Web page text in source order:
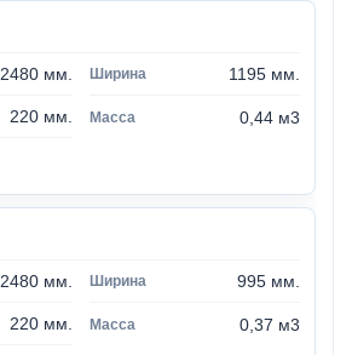
2480 мм. 1195 мм.
220 мм. 0,44 м3
2480 мм. 995 мм.
220 мм. 0,37 м3